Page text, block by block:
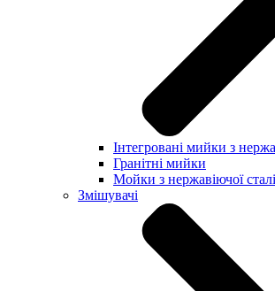
Інтегровані мийки з
Гранітні мийки
Мойки з нержавіючої сталі
Змішувачі